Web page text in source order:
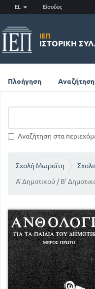
EL Είσοδος
ΙΕΠ
ΙΣΤΟΡΙΚΉ
Πλοήγηση Αναζήτηση
Αναζήτηση στα
Σχολή Μωραϊτη
Α' Δημοτικού / Β'